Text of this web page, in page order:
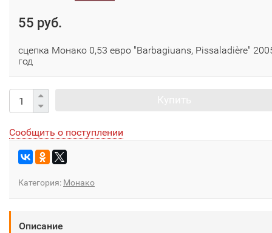
55 руб.
сцепка Монако 0,53 евро "Barbagiuans, Pissaladière"
год
Сообщить о поступлении
Категория: Монако
Описание